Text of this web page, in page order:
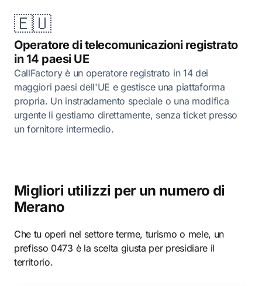
🇪🇺
Operatore di telecomunicazioni registrato
in 14 paesi UE
CallFactory è un operatore registrato in 14 dei
maggiori paesi dell'UE e gestisce una piattaforma
propria. Un instradamento speciale o una modifica
urgente li gestiamo direttamente, senza ticket presso
un fornitore intermedio.
Migliori utilizzi per un numero di
Merano
Che tu operi nel settore terme, turismo o mele, un
prefisso 0473 è la scelta giusta per presidiare il
territorio.